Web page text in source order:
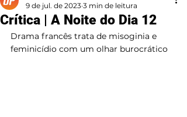
Crítica | A Noite do Dia 12
9 de jul. de 2023 3 min de leitura
Drama francês trata de misoginia e
feminicídio com um olhar burocrático